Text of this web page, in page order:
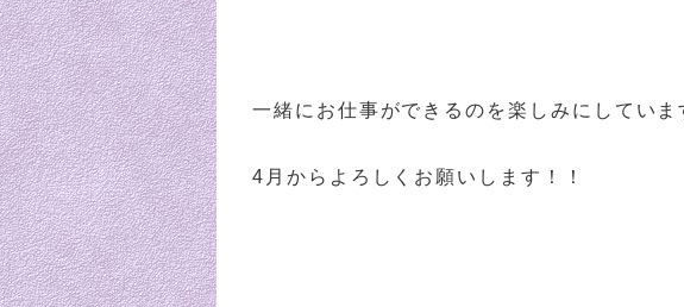
一緒にお仕事ができるのを楽しみにしてい
4月からよろしくお願いします！！